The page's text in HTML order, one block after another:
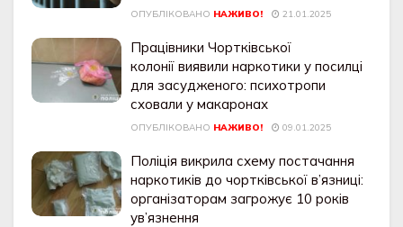
ОПУБЛІКОВАНО НАЖИВО! 21.01.2025
Працівники Чортківської
колонії виявили наркотики у посилці
для засудженого: психотропи
сховали у макаронах
ОПУБЛІКОВАНО НАЖИВО! 09.01.2025
Поліція викрила схему постачання
наркотиків до чортківської в’язниці:
організаторам загрожує 10 років
ув’язнення